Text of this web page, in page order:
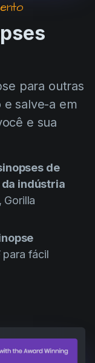
para outras
salve-a em
e sua
de
indústria
para fácil